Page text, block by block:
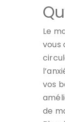
Le
vous
vos
de